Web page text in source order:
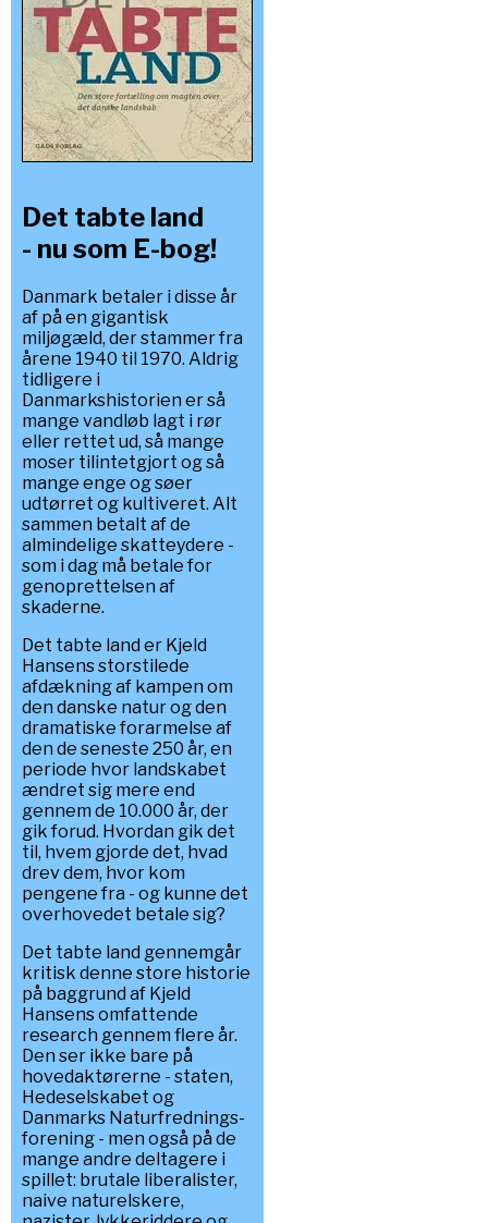
Det tabte land
- nu som E-bog!
Danmark betaler i disse år
af på en gigantisk
miljøgæld, der stammer fra
årene 1940 til 1970. Aldrig
tidligere i
Danmarkshistorien er så
mange vandløb lagt i rør
eller rettet ud, så mange
moser tilintetgjort og så
mange enge og søer
udtørret og kultiveret. Alt
sammen betalt af de
almindelige skatteydere -
som i dag må betale for
genoprettelsen af
skaderne.
Det tabte land er Kjeld
Hansens storstilede
afdækning af kampen om
den danske natur og den
dramatiske forarmelse af
den de seneste 250 år, en
periode hvor landskabet
ændret sig mere end
gennem de 10.000 år, der
gik forud. Hvordan gik det
til, hvem gjorde det, hvad
drev dem, hvor kom
pengene fra - og kunne det
overhovedet betale sig?
Det tabte land gennemgår
kritisk denne store historie
på baggrund af Kjeld
Hansens omfattende
research gennem flere år.
Den ser ikke bare på
hovedaktørerne - staten,
Hedeselskabet og
Danmarks Naturfrednings-
forening - men også på de
mange andre deltagere i
spillet: brutale liberalister,
naive naturelskere,